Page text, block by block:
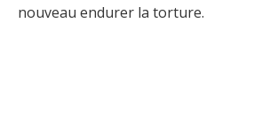
nouveau endurer la torture.